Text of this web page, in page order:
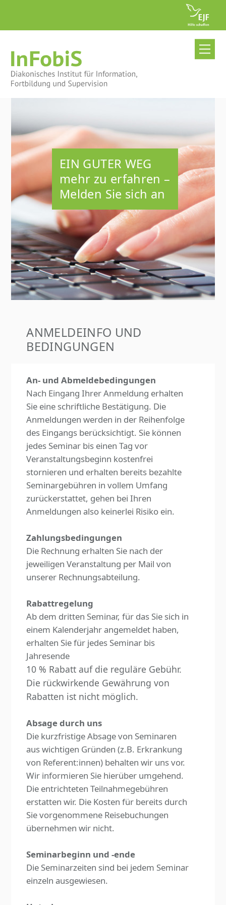
content
EIN GUTER WEG
mehr zu erfahren –
Melden Sie sich an
ANMELDEINFO UND
BEDINGUNGEN
An- und Abmeldebedingungen
Nach Eingang Ihrer Anmeldung erhalten
Sie eine schriftliche Bestätigung. Die
Anmeldungen werden in der Reihenfolge
des Eingangs berücksichtigt. Sie können
jedes Seminar bis einen Tag vor
Veranstaltungsbeginn kostenfrei
stornieren und erhalten bereits bezahlte
Seminargebühren in vollem Umfang
zurückerstattet, gehen bei Ihren
Anmeldungen also keinerlei Risiko ein.
Zahlungsbedingungen
Die Rechnung erhalten Sie nach der
jeweiligen Veranstaltung per Mail von
unserer Rechnungsabteilung.
Rabattregelung
Ab dem dritten Seminar, für das Sie sich in
einem Kalenderjahr angemeldet haben,
erhalten Sie für jedes Seminar bis
Jahresende
10 % Rabatt auf die reguläre Gebühr.
Die rückwirkende Gewährung von
Rabatten ist nicht möglich.
Absage durch uns
Die kurzfristige Absage von Seminaren
aus wichtigen Gründen (z.B. Erkrankung
von Referent:innen) behalten wir uns vor.
Wir informieren Sie hierüber umgehend.
Die entrichteten Teilnahmegebühren
erstatten wir. Die Kosten für bereits durch
Sie vorgenommene Reisebuchungen
übernehmen wir nicht.
Seminarbeginn und -ende
Die Seminarzeiten sind bei jedem Seminar
einzeln ausgewiesen.